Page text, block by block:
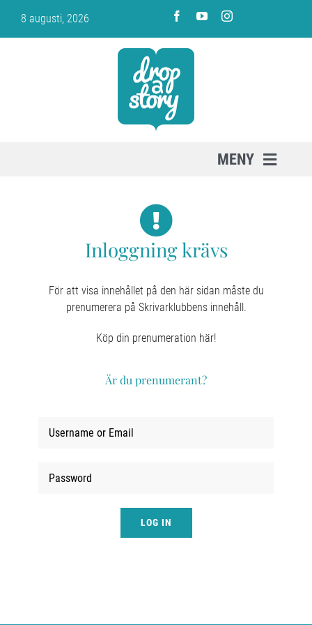
innehållet
8 augusti, 2026
MENY
OM SKRIVARKLUBBEN
VARUKORG
Inloggning krävs
För att visa innehållet på den här sidan måste du
prenumerera på Skrivarklubbens innehåll.
Köp din prenumeration här!
Är du prenumerant?
LOG IN